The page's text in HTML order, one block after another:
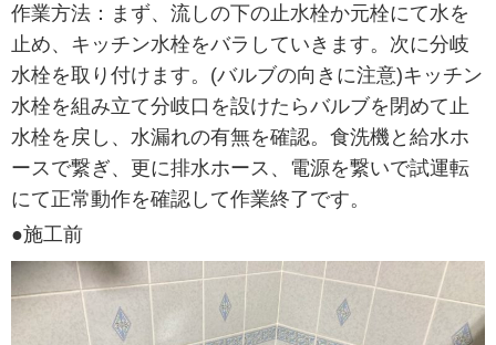
作業方法：まず、流しの下の止水栓か元栓にて水を
止め、キッチン水栓をバラしていきます。次に分岐
水栓を取り付けます。(バルブの向きに注意)キッチン
水栓を組み立て分岐口を設けたらバルブを閉めて止
水栓を戻し、水漏れの有無を確認。食洗機と給水ホ
ースで繋ぎ、更に排水ホース、電源を繋いで試運転
にて正常動作を確認して作業終了です。
●施工前